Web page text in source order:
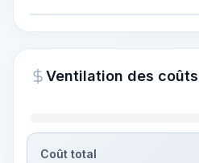
~15-30 Sek.
Ventilation des coûts
Coût total